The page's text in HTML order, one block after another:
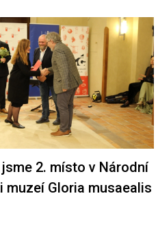
2. místo v Národní
muzeí Gloria musaealis